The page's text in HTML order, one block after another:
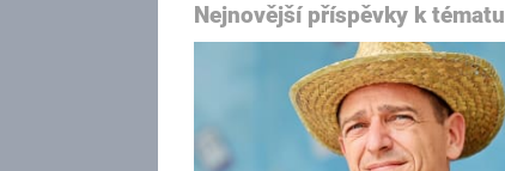
Nejnovější příspěvky k tématu